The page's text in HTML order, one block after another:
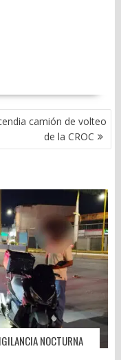
camión de volteo
de la CROC
NOCTURNA